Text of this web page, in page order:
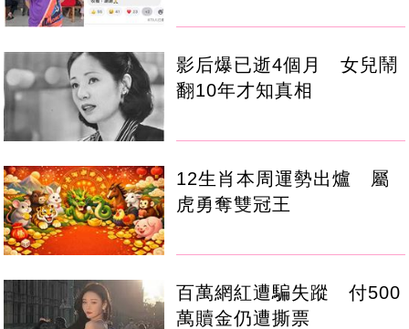
影后爆已逝4個月 女兒鬧
翻10年才知真相
12生肖本周運勢出爐 屬
虎勇奪雙冠王
百萬網紅遭騙失蹤 付500
萬贖金仍遭撕票